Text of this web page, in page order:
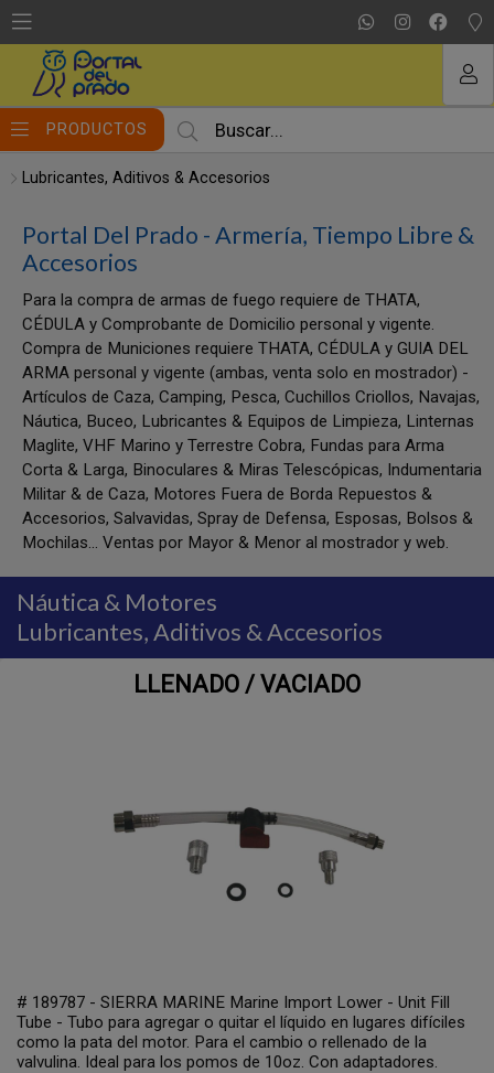
PRODUCTOS
Lubricantes, Aditivos & Accesorios
Portal Del Prado - Armería, Tiempo Libre &
Accesorios
Para la compra de armas de fuego requiere de THATA,
CÉDULA y Comprobante de Domicilio personal y vigente.
Compra de Municiones requiere THATA, CÉDULA y GUIA DEL
ARMA personal y vigente (ambas, venta solo en mostrador) -
Artículos de Caza, Camping, Pesca, Cuchillos Criollos, Navajas,
Náutica, Buceo, Lubricantes & Equipos de Limpieza, Linternas
Maglite, VHF Marino y Terrestre Cobra, Fundas para Arma
Corta & Larga, Binoculares & Miras Telescópicas, Indumentaria
Militar & de Caza, Motores Fuera de Borda Repuestos &
Accesorios, Salvavidas, Spray de Defensa, Esposas, Bolsos &
Mochilas... Ventas por Mayor & Menor al mostrador y web.
Náutica & Motores
Lubricantes, Aditivos & Accesorios
LLENADO / VACIADO
# 189787 - SIERRA MARINE Marine Import Lower - Unit Fill
Tube - Tubo para agregar o quitar el líquido en lugares difíciles
como la pata del motor. Para el cambio o rellenado de la
valvulina. Ideal para los pomos de 10oz. Con adaptadores.